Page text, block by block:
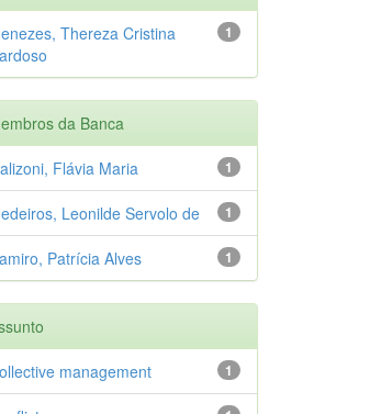
1
Thereza Cristina
da Banca
1
Flávia Maria
1
Leonilde Servolo de
1
Patrícia Alves
1
management